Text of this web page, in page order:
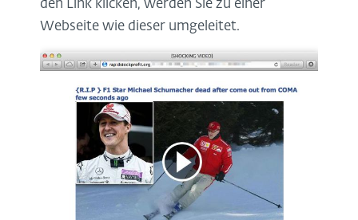
den Link klicken, werden Sie zu einer
Webseite wie dieser umgeleitet.